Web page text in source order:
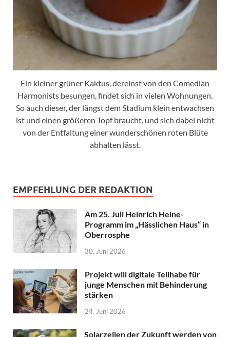
Ein kleiner grüner Kaktus, dereinst von den Comedian
Harmonists besungen, findet sich in vielen Wohnungen.
So auch dieser, der längst dem Stadium klein entwachsen
ist und einen größeren Topf braucht, und sich dabei nicht
von der Entfaltung einer wunderschönen roten Blüte
abhalten lässt.
EMPFEHLUNG DER REDAKTION
Am 25. Juli Heinrich Heine-
Programm im „Hässlichen Haus“ in
Oberrosphe
30. Juni 2026
Projekt will digitale Teilhabe für
junge Menschen mit Behinderung
stärken
24. Juni 2026
Solarzellen der Zukunft werden von